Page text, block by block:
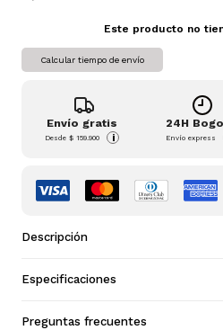
Este producto no
Calcular tiempo de envío
Envío gratis
Desde$ 159.900 i
24H
Envío express
Descripción
Especificaciones
Preguntas frecuentes